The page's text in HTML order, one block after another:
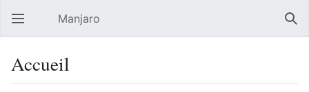
Open main menu Manjaro
Accueil